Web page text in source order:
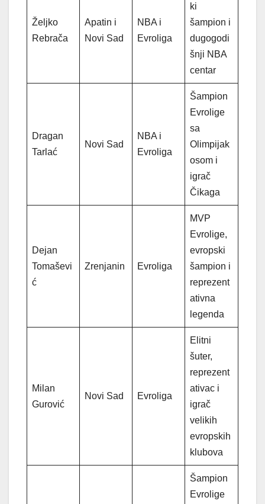
Željko
Rebrača
Apatin i
Novi Sad
NBA i
Evroliga
ki
šampion i
dugogodi
šnji NBA
centar
Dragan
Tarlać
Novi Sad
NBA i
Evroliga
Šampion
Evrolige
sa
Olimpijak
osom i
igrač
Čikaga
Dejan
Tomaševi
ć
Zrenjanin Evroliga
MVP
Evrolige,
evropski
šampion i
reprezent
ativna
legenda
Milan
Gurović
Novi Sad Evroliga
Elitni
šuter,
reprezent
ativac i
igrač
velikih
evropskih
klubova
Šampion
Evrolige